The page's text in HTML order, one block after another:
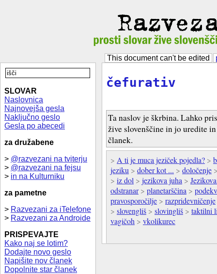
This document can't be edited
SLOVAR
Naslovnica
Najnovejša gesla
Naključno geslo
Gesla po abecedi
za družabene
> @razvezani na tviterju
> @razvezani na fejsu
> in na Kulturniku
za pametne
> Razvezani za iTelefone
> Razvezani za Androide
PRISPEVAJTE
Kako naj se lotim?
Dodajte novo geslo
Napišite nov članek
Dopolnite star članek
čefurativ
Ta naslov je škrbina. Lahko
žive slovenščine in jo uredite
članek.
> A ti je muca jeziček pojedla? >
jeziku > dober kot ... > določenje
> iz dol > jezikova juha >
odstranar> planetarščina >
pravosporočilje > razpridevničenje
> slovengliš > slovingliš > taktilni
vagičoh > vkolikurec